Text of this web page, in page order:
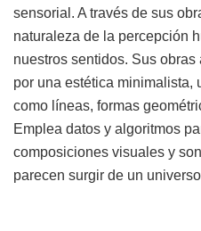
sensorial. A través de sus
naturaleza de la percepción
nuestros sentidos. Sus
por una estética minimalista,
como líneas, formas
Emplea datos y algoritmos
composiciones visuales y
parecen surgir de un